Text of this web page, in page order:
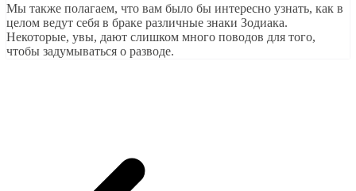
Мы также полагаем, что вам было бы интересно узнать, как в
целом ведут себя в браке различные знаки Зодиака.
Некоторые, увы, дают слишком много поводов для того,
чтобы задумываться о разводе.